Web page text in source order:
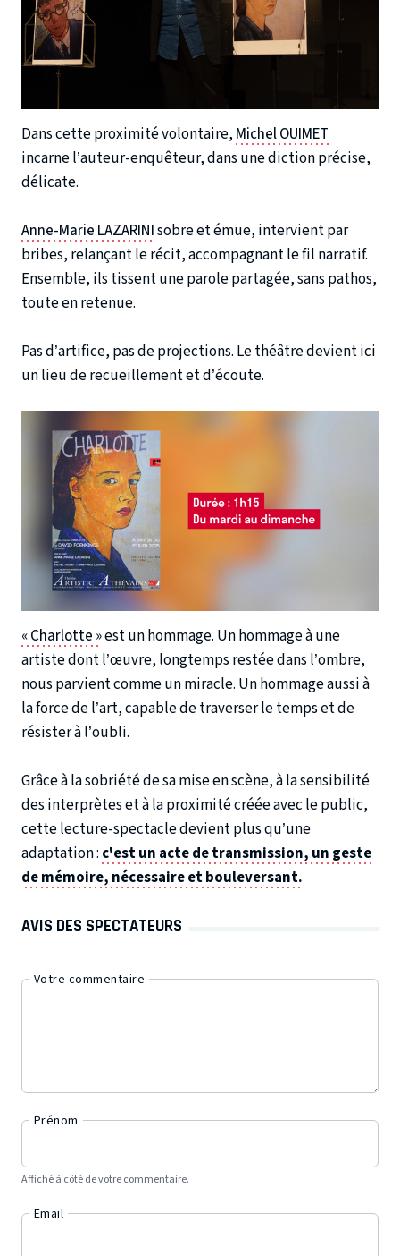
Dans cette proximité volontaire, Michel OUIMET
incarne l’auteur-enquêteur, dans une diction précise,
délicate.
Anne-Marie LAZARINIsobre et émue, intervient par
bribes, relançant le récit, accompagnant le fil narratif.
Ensemble, ils tissent une parole partagée, sans pathos,
toute en retenue.
Pas d’artifice, pas de projections. Le théâtre devient ici
un lieu de recueillement et d’écoute.
« Charlotte »est un hommage. Un hommage à une
artiste dont l’œuvre, longtemps restée dans l’ombre,
nous parvient comme un miracle. Un hommage aussi à
la force de l’art, capable de traverser le temps et de
résister à l’oubli.
Grâce à la sobriété de sa mise en scène, à la sensibilité
des interprètes et à la proximité créée avec le public,
cette lecture-spectacle devient plus qu’une
adaptation : c'est un acte de transmission, un geste
de mémoire, nécessaire et bouleversant.
AVIS DES SPECTATEURS
Votre commentaire
Prénom
Affiché à côté de votre commentaire.
Email